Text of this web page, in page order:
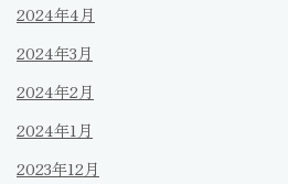
2024年4月
2024年3月
2024年2月
2024年1月
2023年12月